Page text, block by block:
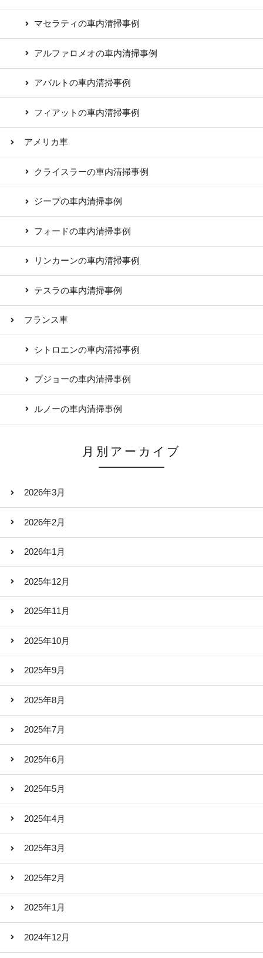
マセラティの車内清掃事例
アルファロメオの車内清掃事例
アバルトの車内清掃事例
フィアットの車内清掃事例
アメリカ車
クライスラーの車内清掃事例
ジープの車内清掃事例
フォードの車内清掃事例
リンカーンの車内清掃事例
テスラの車内清掃事例
フランス車
シトロエンの車内清掃事例
プジョーの車内清掃事例
ルノーの車内清掃事例
月別アーカイブ
2026年3月
2026年2月
2026年1月
2025年12月
2025年11月
2025年10月
2025年9月
2025年8月
2025年7月
2025年6月
2025年5月
2025年4月
2025年3月
2025年2月
2025年1月
2024年12月